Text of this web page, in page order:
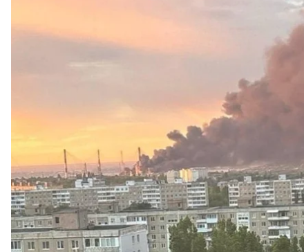
В ночь на 31 мая в российском Саратове
вероятно, удар потерпел местный
старейших в россии.
Об атаке беспилотников
губернатор
Он не подтвердил попадание по НПЗ, сказав
гражданской инфраструктуры. Пострадавших, по
В то же время в сети появились видео из
после вероятного поражения НПЗ.